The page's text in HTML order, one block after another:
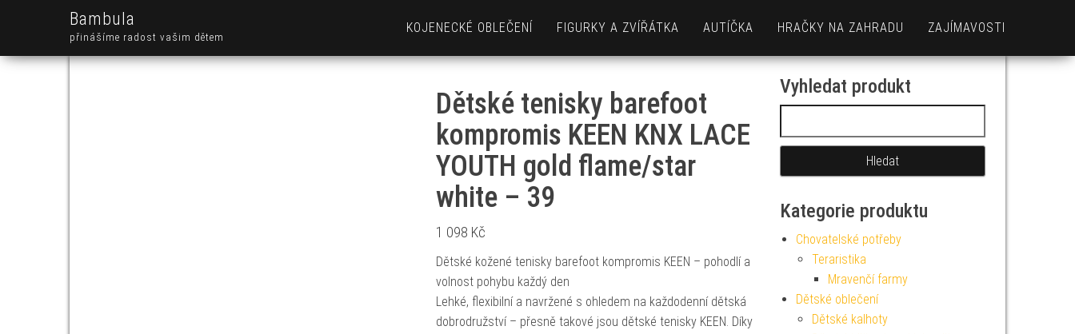
Bambula
přinášíme radost vašim dětem
KOJENECKÉ OBLEČENÍ FIGURKY A ZVÍŘÁTKA AUTÍČKA HRAČKY NA ZAHRADU ZAJÍMAVOSTI
Dětské tenisky barefoot
kompromis KEEN KNX LACE
YOUTH gold flame/star
white – 39
1 098 Kč
Dětské kožené tenisky barefoot kompromis KEEN – pohodlí a
volnost pohybu každý den
Lehké, flexibilní a navržené s ohledem na každodenní dětská
dobrodružství – přesně takové jsou dětské tenisky KEEN. Díky
Vyhledat produkt
Kategorie produktu
Chovatelské potřeby
Teraristika
Mravenčí farmy
Dětské oblečení
Dětské kalhoty